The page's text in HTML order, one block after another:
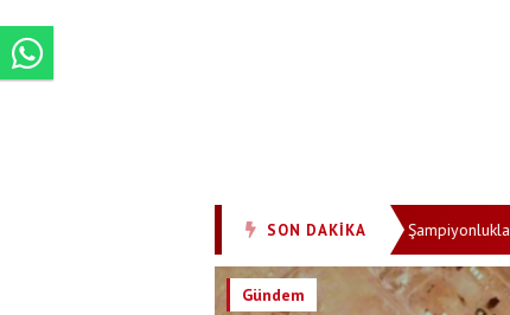
SON DAKİKA
Altay Bayındır Celta Vigo'ya transfer oldu • Şampiyonlukların en
Gündem